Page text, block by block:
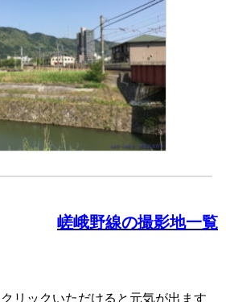
嵯峨野線の撮影地一覧
リックいただけると元気が出ます